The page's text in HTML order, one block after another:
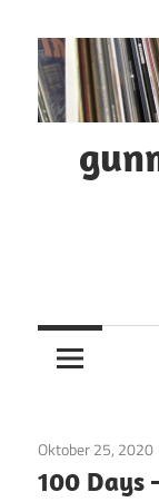
Inhalt
springen
Oktober 25, 2020
100 Days